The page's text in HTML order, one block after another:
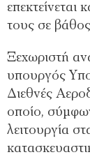
τους σε
Ξεχωριστή
υπουργός
Διεθνές
οποίο,
λειτουργία